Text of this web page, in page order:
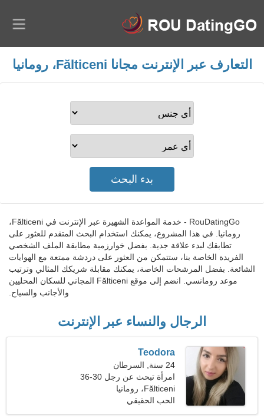
التعارف عبر الإنترنت مجانا Fălticeni، رومانيا
RouDatingGo - خدمة المواعدة الشهيرة عبر الإنترنت في Fălticeni،
رومانيا. في هذا المشروع، يمكنك استخدام البحث المتقدم للعثور على
تطابقك لبدء علاقة جدية. بفضل خوارزمية مطابقة الملف الشخصي
الفريدة الخاصة بنا، ستتمكن من العثور على دردشة ممتعة مع الهوايات
الشائعة. بفضل المرشحات الخاصة، يمكنك مقابلة شريكك المثالي وترتيب
موعد رومانسي. انضم إلى موقع Fălticeni المجاني للسكان المحليين
والأجانب والسياح.
الرجال والنساء عبر الإنترنت
Teodora
24 سنة, السرطان
امرأة تبحث عن رجل 30-36
Fălticeni، رومانيا
الحب الحقيقي